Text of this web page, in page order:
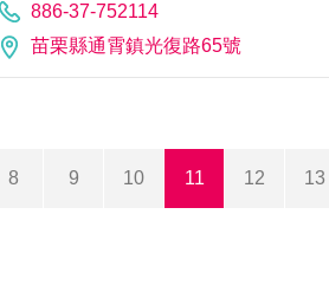
886-37-752114
苗栗縣通霄鎮光復路65號
8 9 10 11 12 13